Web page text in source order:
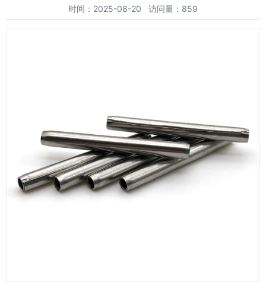
时间：2025-08-20 访问量：859